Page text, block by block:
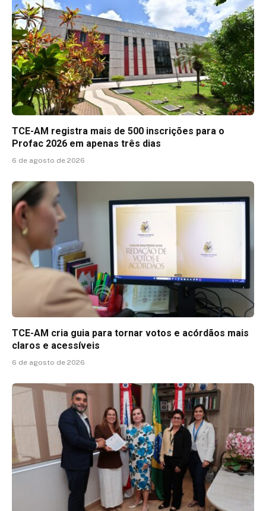
TCE-AM registra mais de 500 inscrições para o
Profac 2026 em apenas três dias
6 de agosto de 2026
TCE-AM cria guia para tornar votos e acórdãos mais
claros e acessíveis
6 de agosto de 2026